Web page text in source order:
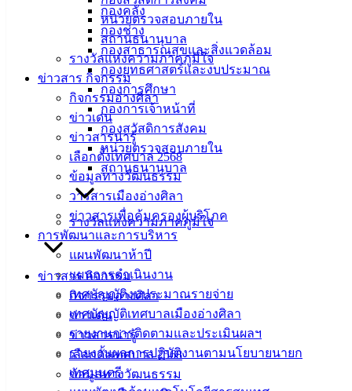
หน่วยตรวจสอบภายใน
สถานธนานุบาล
รางวัลแห่งความภาคภูมิใจ
ข่าวสาร กิจกรรม
กิจกรรมอ่างศิลา
ข่าวเด่น
ข่าวสารน่ารู้
เลือกตั้งเทศบาล 2568
ข้อมูลทางวัฒนธรรม
วารสารเมืองอ่างศิลา
ข่าวสารเพื่อคุ้มครองผู้บริโภค
การพัฒนาและการบริหาร
แผนพัฒนาห้าปี
แผนการดำเนินงาน
เทศบัญญัติงบประมาณรายจ่าย
เทศบัญญัติเทศบาลเมืองอ่างศิลา
รายงานการติดตามและประเมินผลฯ
รายงานผลการปฏิบัติงานตามนโยบายนายก
เทศมนตรี
กองคลัง
กองช่าง
กองสาธารณสุขและสิ่งแวดล้อม
กองยุทธศาสตร์และงบประมาณ
กองการศึกษา
กองการเจ้าหน้าที่
กองสวัสดิการสังคม
หน่วยตรวจสอบภายใน
สถานธนานุบาล
รางวัลแห่งความภาคภูมิใจ
ข่าวสาร กิจกรรม
กิจกรรมอ่างศิลา
ข่าวเด่น
ข่าวสารน่ารู้
เลือกตั้งเทศบาล 2568
ข้อมูลทางวัฒนธรรม
อ่างศิลา 90/338
ม.3 ต.เสม็ด
อ.เมือง จ.ชลบุรี
038-
142-100-104
บริการ
ประชาชน
ดาวน์โหลด
แบบ
ฟอร์ม,
เอกสาร
สำหรับ
ประชาชน/